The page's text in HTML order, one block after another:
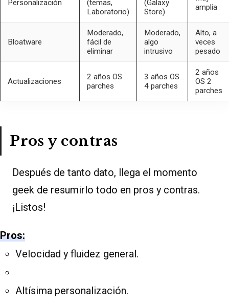
Personalización
(temas,
Laboratorio)
(Galaxy
Store)
amplia
Bloatware
Moderado,
fácil de
eliminar
Moderado,
algo
intrusivo
Alto, a
veces
pesado
Actualizaciones
2 años OS
parches
3 años OS
4 parches
2 años
OS 2
parches
Pros y contras
Después de tanto dato, llega el momento
geek de resumirlo todo en pros y contras.
¡Listos!
Pros:
Velocidad y fluidez general.
Altísima personalización.